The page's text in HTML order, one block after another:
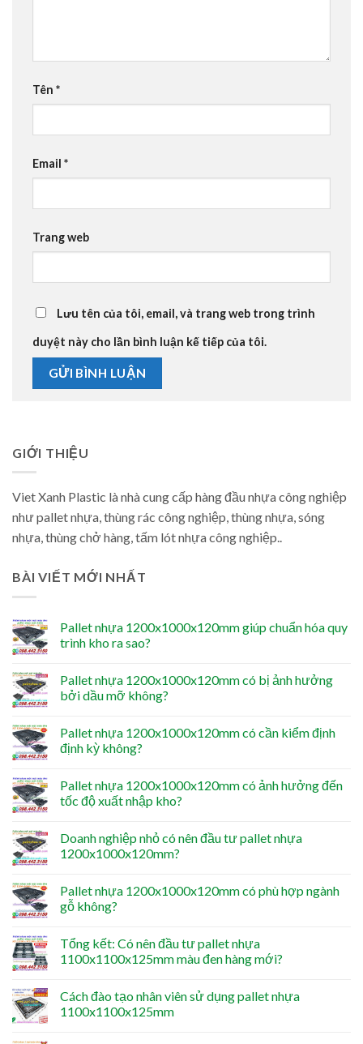
Tên *
Email *
Trang web
Lưu tên của tôi, email, và trang web trong trình
duyệt này cho lần bình luận kế tiếp của tôi.
GIỚI THIỆU
Viet Xanh Plastic là nhà cung cấp hàng đầu nhựa công nghiệp
như pallet nhựa, thùng rác công nghiệp, thùng nhựa, sóng
nhựa, thùng chở hàng, tấm lót nhựa công nghiệp..
BÀI VIẾT MỚI NHẤT
Pallet nhựa 1200x1000x120mm giúp chuẩn hóa quy
trình kho ra sao?
Pallet nhựa 1200x1000x120mm có bị ảnh hưởng
bởi dầu mỡ không?
Pallet nhựa 1200x1000x120mm có cần kiểm định
định kỳ không?
Pallet nhựa 1200x1000x120mm có ảnh hưởng đến
tốc độ xuất nhập kho?
Doanh nghiệp nhỏ có nên đầu tư pallet nhựa
1200x1000x120mm?
Pallet nhựa 1200x1000x120mm có phù hợp ngành
gỗ không?
Tổng kết: Có nên đầu tư pallet nhựa
1100x1100x125mm màu đen hàng mới?
Cách đào tạo nhân viên sử dụng pallet nhựa
1100x1100x125mm